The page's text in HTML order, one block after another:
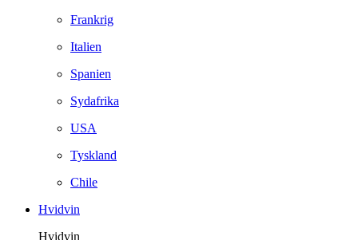
Frankrig
Italien
Spanien
Sydafrika
USA
Tyskland
Chile
Hvidvin
Hvidvin